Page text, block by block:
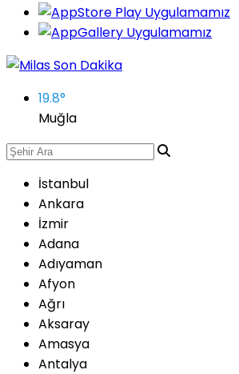
19.8°
Muğla
İstanbul
Ankara
İzmir
Adana
Adıyaman
Afyon
Ağrı
Aksaray
Amasya
Antalya